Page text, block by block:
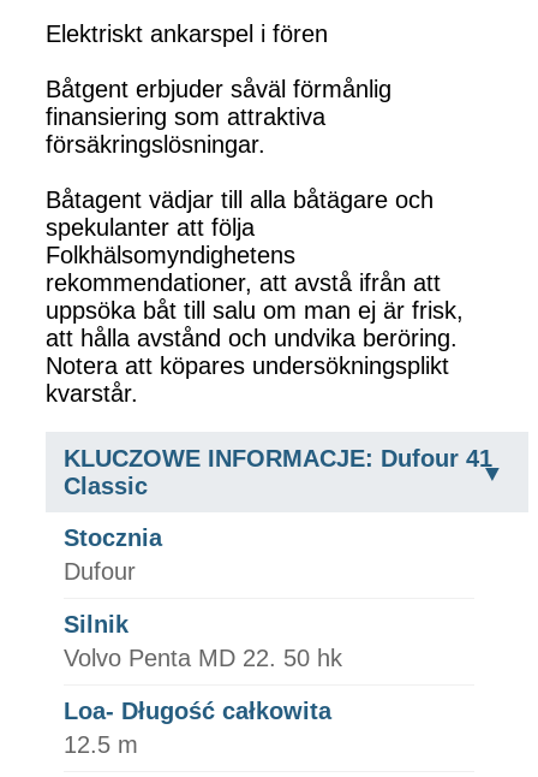
Elektriskt ankarspel i fören
Båtgent erbjuder såväl förmånlig
finansiering som attraktiva
försäkringslösningar.
Båtagent vädjar till alla båtägare och
spekulanter att följa
Folkhälsomyndighetens
rekommendationer, att avstå ifrån att
uppsöka båt till salu om man ej är frisk,
att hålla avstånd och undvika beröring.
Notera att köpares undersökningsplikt
kvarstår.
KLUCZOWE INFORMACJE: Dufour 41
Classic
Stocznia
Dufour
Silnik
Volvo Penta MD 22. 50 hk
Loa- Długość całkowita
12.5 m